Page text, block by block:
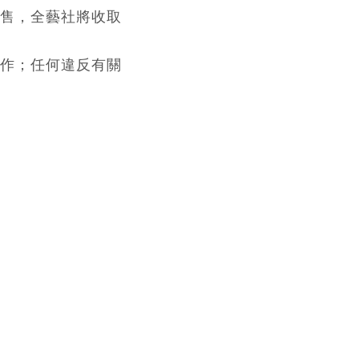
，全藝社將收取
；任何違反有關